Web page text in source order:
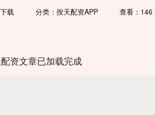
载
分类：按天配资APP 查看：146
资文章已加载完成